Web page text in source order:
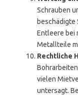
Schrauben
beschädigte
Entleere bei
Metallteile
Rechtliche
vielen
untersagt.